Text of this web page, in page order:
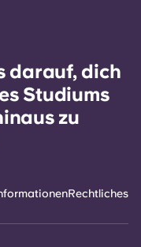
darauf, dich
Studiums
zu
Rechtliches